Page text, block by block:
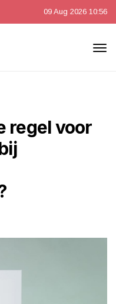
09 Aug 2026 10:56
regel voor